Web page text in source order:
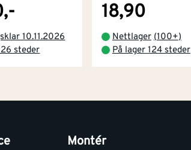
10.11.2026
steder
18,90
Nettlager (100+)
På lager 124 steder
Montér